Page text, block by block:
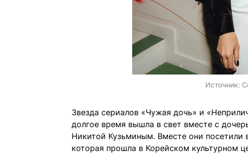
Источник:
Звезда сериалов «Чужая дочь» и
долгое время вышла в свет вместе с
Никитой Кузьминым. Вместе они
которая прошла в Корейском культурном